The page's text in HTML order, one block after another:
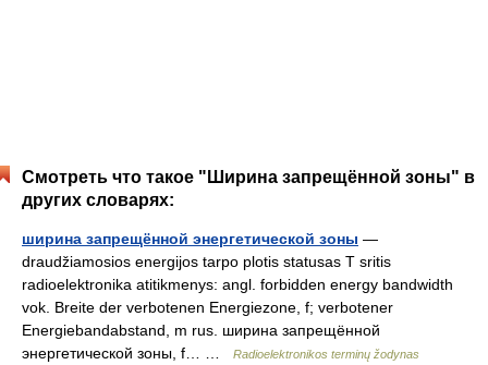
Смотреть что такое "Ширина запрещённой зоны" в
других словарях:
ширина запрещённой энергетической зоны —
draudžiamosios energijos tarpo plotis statusas T sritis
radioelektronika atitikmenys: angl. forbidden energy bandwidth
vok. Breite der verbotenen Energiezone, f; verbotener
Energiebandabstand, m rus. ширина запрещённой
энергетической зоны, f… …
Radioelektronikos terminų žodynas